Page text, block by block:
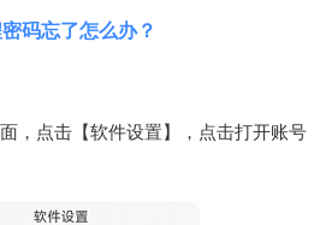
码忘了怎么办？
，点击【软件设置】，点击打开账号